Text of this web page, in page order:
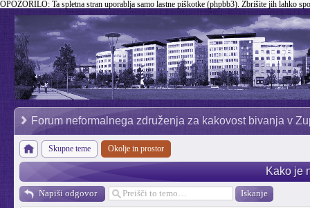
OPOZORILO: Ta spletna stran uporablja samo lastne piškotke (phpbb3). Zbrišite jih lahko
Forum neformalnega združenja za kakovost bivanja v
Skupne teme Okolje in prostor
Kako je
Napiši odgovor